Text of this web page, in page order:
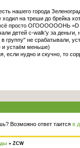
нашего города
ходил на треши до брейка
всё просто ОГООООООНЬ =D
детей c-walk'y за
группу" не срабатывали,
и устаём меньше)
если нудно и скучно, то
Возможно ответ таится в
» ZCW